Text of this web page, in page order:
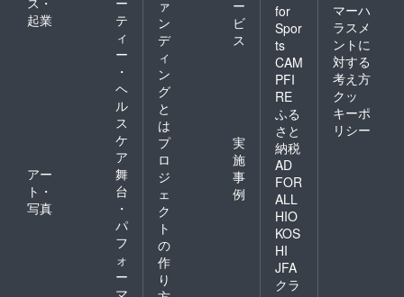
起業
テ
ィ
ー
・
ヘ
ル
ス
ケ
ア
アー
ト・
写真
舞
台
・
パ
フ
ォ
ー
マ
ァ
ン
デ
ィ
ン
グ
と
は
ー
ビ
ス
プ
ロ
ジ
ェ
ク
ト
の
作
り
実
施
事
例
for
Spor
ts
CAM
PFI
RE
ふる
さと
納税
AD
FOR
ALL
HIO
KOS
HI
JFA
クラ
マーハ
ラスメ
ントに
対する
考え方
クッ
キーポ
リシー